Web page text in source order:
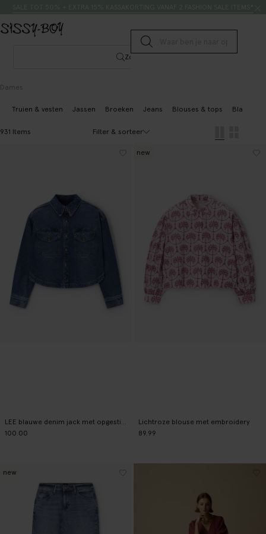
Submit search
Zoeken
Dames
Truien & vesten Jassen Broeken Jeans Blouses & tops Blazers &
931 Items Filter & sorteer
100.00
Lichtroze blouse met embroidery
89.99
new
new